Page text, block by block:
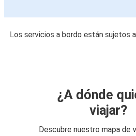
Los servicios a bordo están sujetos
¿A dónde
viajar?
Descubre nuestro mapa de